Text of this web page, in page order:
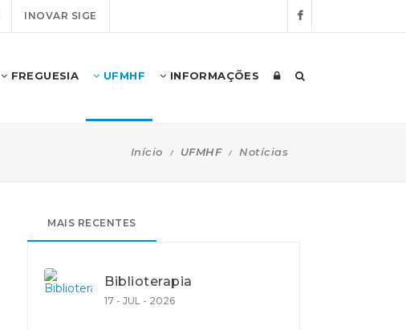
INOVAR SIGE
FREGUESIA UFMHF INFORMAÇÕES
Início UFMHF Notícias
MAIS RECENTES
Biblioterapia
17 - JUL - 2026